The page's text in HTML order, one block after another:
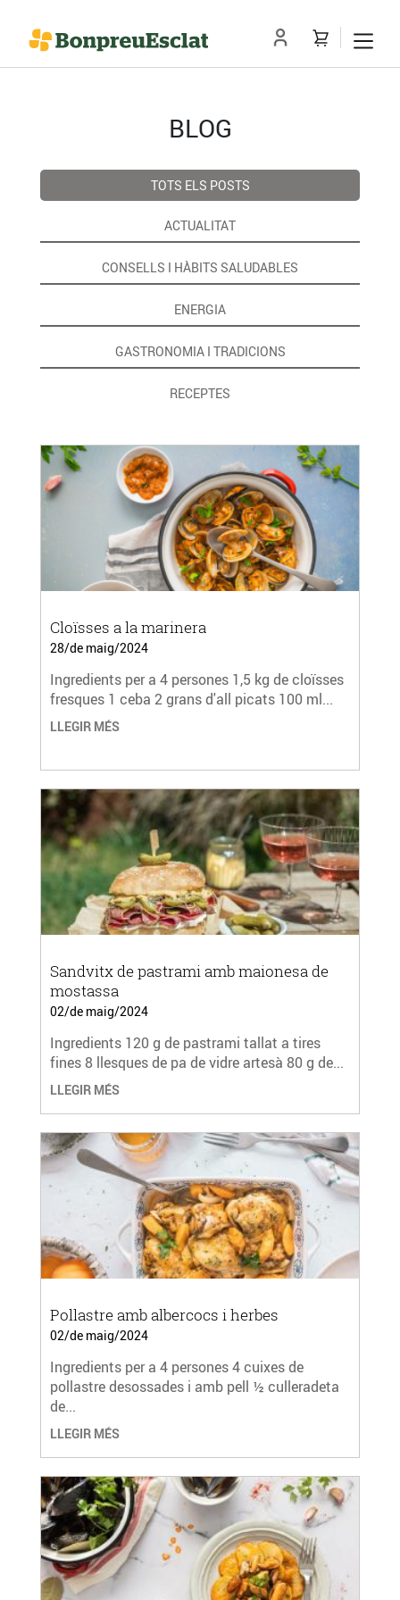
BLOG
TOTS ELS POSTS
ACTUALITAT
CONSELLS I HÀBITS SALUDABLES
ENERGIA
GASTRONOMIA I TRADICIONS
RECEPTES
Cloïsses a la marinera
28/de maig/2024
Ingredients per a 4 persones 1,5 kg de cloïsses
fresques 1 ceba 2 grans d'all picats 100 ml...
LLEGIR MÉS
Sandvitx de pastrami amb maionesa de
mostassa
02/de maig/2024
Ingredients 120 g de pastrami tallat a tires
fines 8 llesques de pa de vidre artesà 80 g de...
LLEGIR MÉS
Pollastre amb albercocs i herbes
02/de maig/2024
Ingredients per a 4 persones 4 cuixes de
pollastre desossades i amb pell ½ culleradeta
de...
LLEGIR MÉS